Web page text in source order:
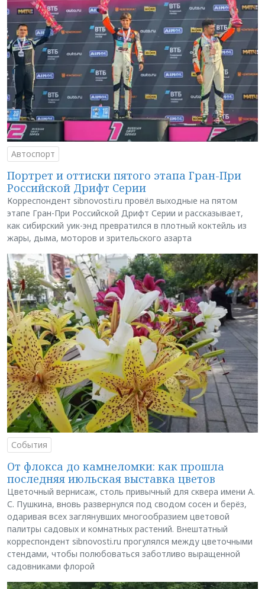
Автоспорт
Портрет и оттиски пятого этапа Гран-При
Российской Дрифт Серии
Корреспондент sibnovosti.ru провёл выходные на пятом
этапе Гран-При Российской Дрифт Серии и рассказывает,
как сибирский уик-энд превратился в плотный коктейль из
жары, дыма, моторов и зрительского азарта
События
От флокса до камнеломки: как прошла
последняя июльская выставка цветов
Цветочный вернисаж, столь привычный для сквера имени А.
С. Пушкина, вновь развернулся под сводом сосен и берёз,
одаривая всех заглянувших многообразием цветовой
палитры садовых и комнатных растений. Внештатный
корреспондент sibnovosti.ru прогулялся между цветочными
стендами, чтобы полюбоваться заботливо выращенной
садовниками флорой